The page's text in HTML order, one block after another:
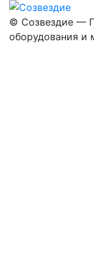
© Созвездие —
оборудования и